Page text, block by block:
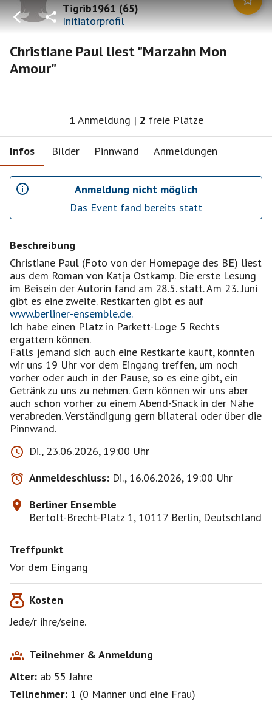
Tigrib1961(65)
Initiatorprofil
Christiane Paul liest "Marzahn Mon
Amour"
1 Anmeldung | 2 freie Plätze
Infos Bilder Pinnwand Anmeldungen
Anmeldung nicht möglich
Das Event fand bereits statt
Beschreibung
Christiane Paul (Foto von der Homepage des BE) liest
aus dem Roman von Katja Ostkamp. Die erste Lesung
im Beisein der Autorin fand am 28.5. statt. Am 23. Juni
gibt es eine zweite. Restkarten gibt es auf
www.berliner-ensemble.de.
Ich habe einen Platz in Parkett-Loge 5 Rechts
ergattern können.
Falls jemand sich auch eine Restkarte kauft, könnten
wir uns 19 Uhr vor dem Eingang treffen, um noch
vorher oder auch in der Pause, so es eine gibt, ein
Getränk zu uns zu nehmen. Gern können wir uns aber
auch schon vorher zu einem Abend-Snack in der Nähe
verabreden. Verständigung gern bilateral oder über die
Pinnwand.
Di., 23.06.2026, 19:00 Uhr
Anmeldeschluss: Di., 16.06.2026, 19:00 Uhr
Berliner Ensemble
Bertolt-Brecht-Platz 1, 10117 Berlin, Deutschland
Treffpunkt
Vor dem Eingang
Kosten
Jede/r ihre/seine.
Teilnehmer & Anmeldung
Alter: ab 55Jahre
Teilnehmer: 1 (0 Männer und eine Frau)